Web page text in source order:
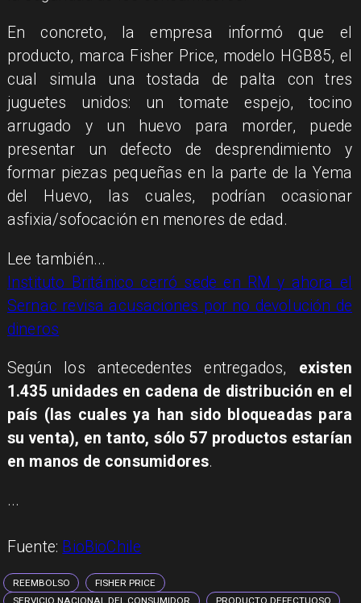
En concreto, la empresa informó que el
producto, marca Fisher Price, modelo HGB85, el
cual simula una tostada de palta con tres
juguetes unidos: un tomate espejo, tocino
arrugado y un huevo para morder, puede
presentar un defecto de desprendimiento y
formar piezas pequeñas en la parte de la Yema
del Huevo, las cuales, podrían ocasionar
asfixia/sofocación en menores de edad .
Lee también...
Instituto Británico cerró sede en RM y ahora el
Sernac revisa acusaciones por no devolución de
dineros
Según los antecedentes entregados, existen
1.435 unidades en cadena de distribución en el
país (las cuales ya han sido bloqueadas para
su venta), en tanto, sólo 57 productos estarían
en manos de consumidores.
...
Fuente: BioBioChile
REEMBOLSO
FISHER PRICE